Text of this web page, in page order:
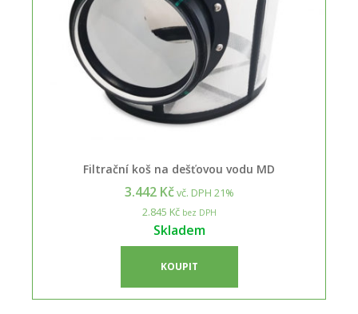
Filtrační koš na dešťovou vodu MD
3.442 Kčvč. DPH 21%
2.845 Kčbez DPH
Skladem
KOUPIT